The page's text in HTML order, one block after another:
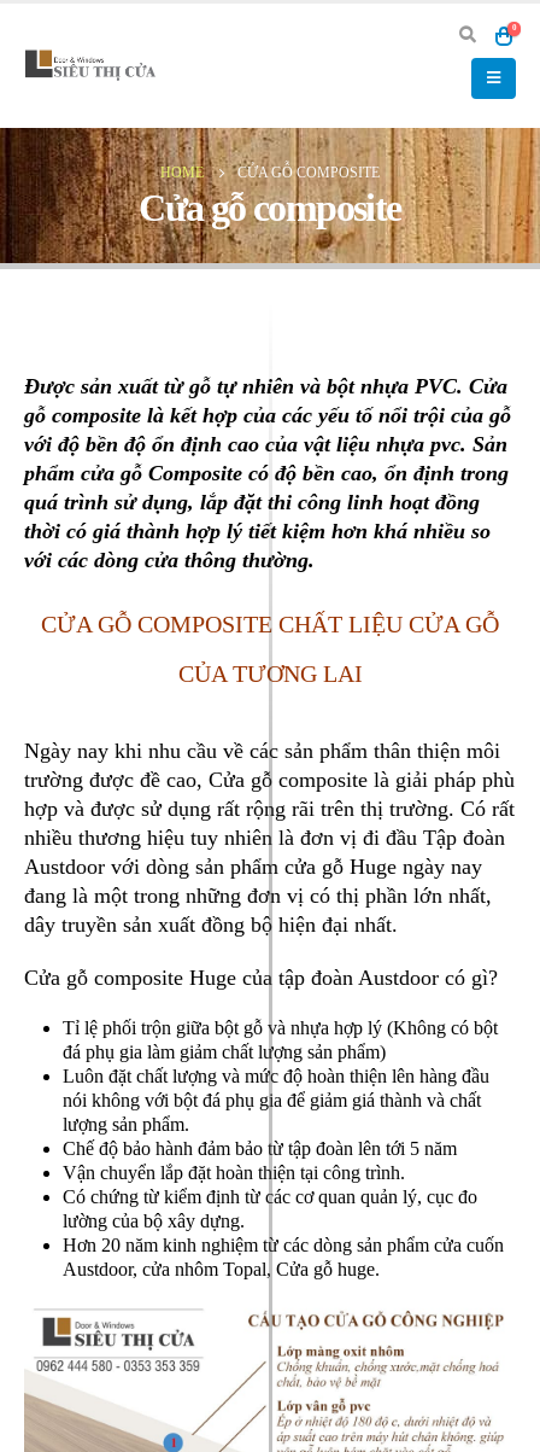
0
HOME CỬA GỖ COMPOSITE
Cửa gỗ composite
Được sản xuất từ gỗ tự nhiên và bột nhựa PVC. Cửa
gỗ composite là kết hợp của các yếu tố nổi trội của gỗ
với độ bền độ ổn định cao của vật liệu nhựa pvc. Sản
phẩm cửa gỗ Composite có độ bền cao, ổn định trong
quá trình sử dụng, lắp đặt thi công linh hoạt đồng
thời có giá thành hợp lý tiết kiệm hơn khá nhiều so
với các dòng cửa thông thường.
CỬA GỖ COMPOSITE CHẤT LIỆU CỬA GỖ
CỦA TƯƠNG LAI
Ngày nay khi nhu cầu về các sản phẩm thân thiện môi
trường được đề cao, Cửa gỗ composite là giải pháp phù
hợp và được sử dụng rất rộng rãi trên thị trường. Có rất
nhiều thương hiệu tuy nhiên là đơn vị đi đầu Tập đoàn
Austdoor với dòng sản phẩm cửa gỗ Huge ngày nay
đang là một trong những đơn vị có thị phần lớn nhất,
dây truyền sản xuất đồng bộ hiện đại nhất.
Cửa gỗ composite Huge của tập đoàn Austdoor có gì?
Tỉ lệ phối trộn giữa bột gỗ và nhựa hợp lý (Không có bột
đá phụ gia làm giảm chất lượng sản phẩm)
Luôn đặt chất lượng và mức độ hoàn thiện lên hàng đầu
nói không với bột đá phụ gia để giảm giá thành và chất
lượng sản phẩm.
Chế độ bảo hành đảm bảo từ tập đoàn lên tới 5 năm
Vận chuyển lắp đặt hoàn thiện tại công trình.
Có chứng từ kiểm định từ các cơ quan quản lý, cục đo
lường của bộ xây dựng.
Hơn 20 năm kinh nghiệm từ các dòng sản phẩm cửa cuốn
Austdoor, cửa nhôm Topal, Cửa gỗ huge.